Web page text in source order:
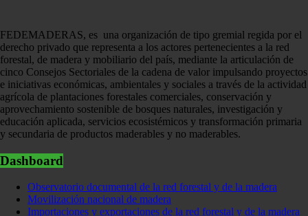
FEDEMADERAS, es una organización de tipo gremial regida por el
derecho privado que representa a los actores pertenecientes a la red
forestal, de madera y mobiliario del país, mediante la articulación de
cinco Consejos Sectoriales de la cadena de valor impulsando proyectos
e iniciativas económicas, ambientales y sociales a través de la actividad
agrícola de plantaciones forestales comerciales, conservación y
aprovechamiento sostenible de bosques naturales, investigación y
educación aplicada, servicios ecosistémicos y transformación primaria
y secundaria de productos maderables y no maderables.
Dashboard
Observatorio documental de la red forestal y de la madera
Movilización nacional de madera
Importaciones y exportaciones de la red forestal y de la madera